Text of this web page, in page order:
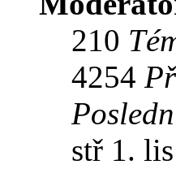
210
4254
stř 1.